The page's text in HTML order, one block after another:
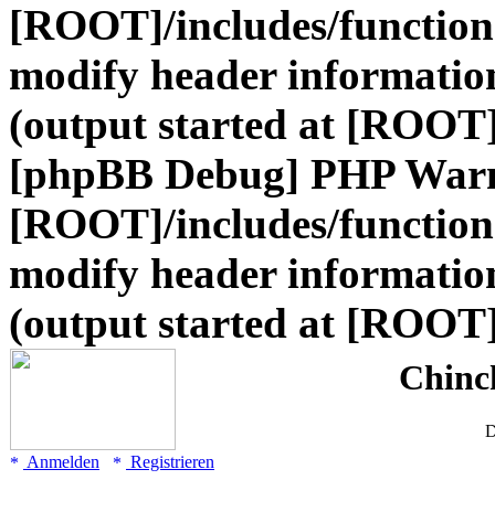
[ROOT]/includes/
modify header
(output started at
[phpBB Debug] PHP
[ROOT]/includes/
modify header
(output started at
Anmelden
Registrieren